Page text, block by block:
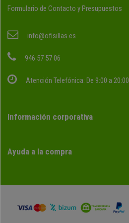
Formulario de Contacto y Presupuestos
info@ofisillas.es
946 57 57 06
Atención Telefónica: De 9:00 a 20:00
Información corporativa
Ayuda a la compra